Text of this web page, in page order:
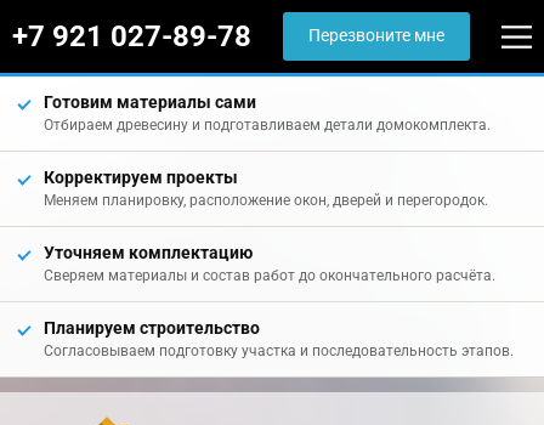
+7 921 027-89-78 Перезвоните мне
Готовим материалы сами
Отбираем древесину и подготавливаем детали домокомплекта.
Корректируем проекты
Меняем планировку, расположение окон, дверей и перегородок.
Уточняем комплектацию
Сверяем материалы и состав работ до окончательного расчёта.
Планируем строительство
Согласовываем подготовку участка и последовательность этапов.